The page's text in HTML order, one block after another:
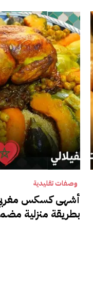
وصفات تقليدية
أشهى كسكس
بطريقة منزلية